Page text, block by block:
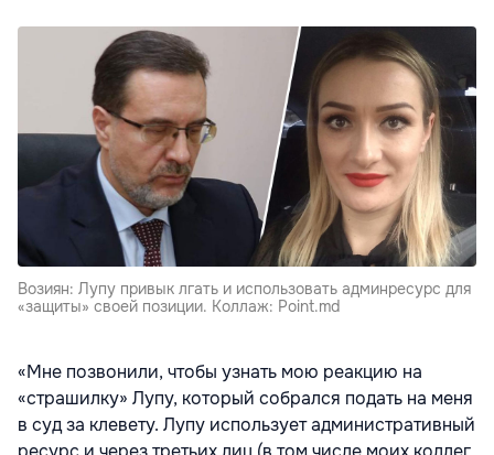
Возиян: Лупу привык лгать и использовать админресурс для
«защиты» своей позиции. Коллаж: Point.md
«Мне позвонили, чтобы узнать мою реакцию на
«страшилку» Лупу, который собрался подать на меня
в суд за клевету. Лупу использует административный